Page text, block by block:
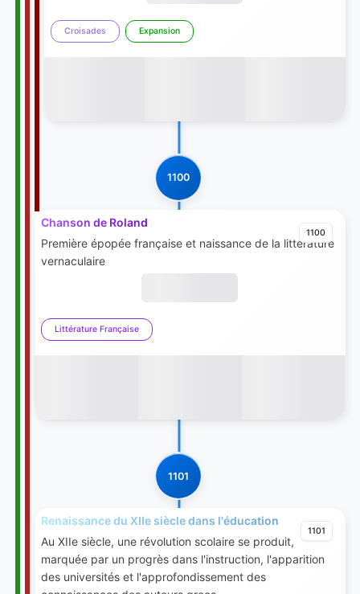
Croisades Expansion
1100
1100
Chanson de Roland
Première épopée française et naissance de la littérature
vernaculaire
Littérature Française
1101
1101
Renaissance du XIIe siècle dans l'éducation
Au XIIe siècle, une révolution scolaire se produit,
marquée par un progrès dans l'instruction, l'apparition
des universités et l'approfondissement des